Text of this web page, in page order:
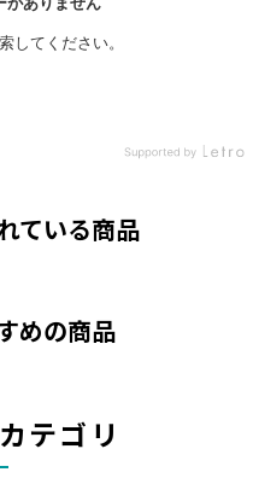
ている商品
めの商品
テゴリ